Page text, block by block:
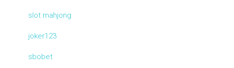
slot mahjong
joker123
sbobet